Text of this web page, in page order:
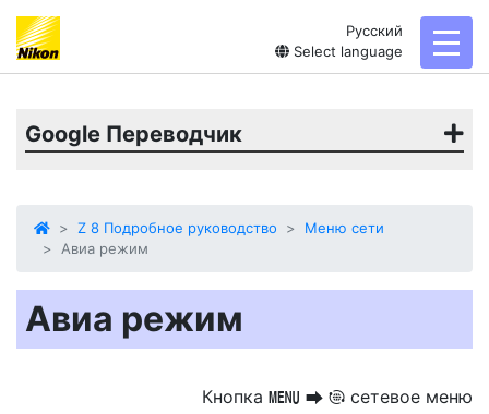
Русский
Select language
Google Переводчик
Z 8 Подробное руководство
Меню сети
Авиа режим
Авиа режим
Кнопка G U F сетевое меню